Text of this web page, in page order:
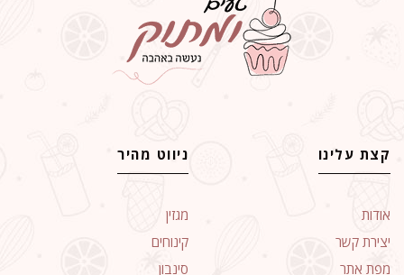
קצת עלינו
אודות
יצירת קשר
מפת אתר
ניווט מהיר
מגזין
קינוחים
סינבון